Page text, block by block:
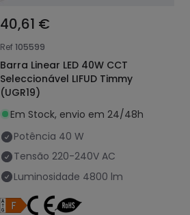
40,61 €
Ref105599
Barra Linear LED 40W CCT
Seleccionável LIFUD Timmy
(UGR19)
Em Stock, envio em 24/48h
Potência 40 W
Tensão 220-240V AC
Luminosidade 4800 lm